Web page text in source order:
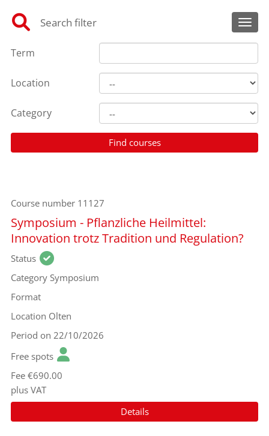
Search filter
Term
Location
Category
Course number 11127
Symposium - Pflanzliche Heilmittel:
Innovation trotz Tradition und Regulation?
Status
Category Symposium
Format
Location Olten
Period on 22/10/2026
Free spots
Fee €690.00
plus VAT
Details